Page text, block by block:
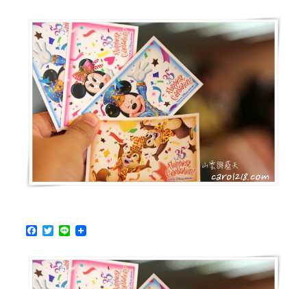
F
e
b
o
T
t
t
e
L
e